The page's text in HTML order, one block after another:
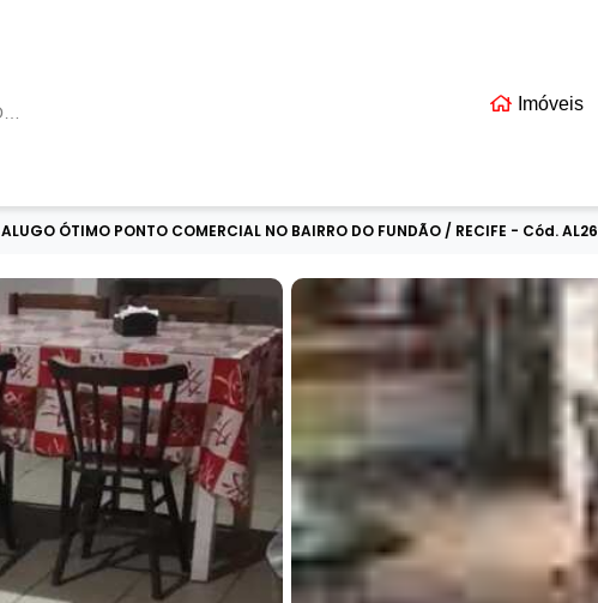
Imóveis
ALUGO ÓTIMO PONTO COMERCIAL NO BAIRRO DO FUNDÃO / RECIFE - Cód. AL26